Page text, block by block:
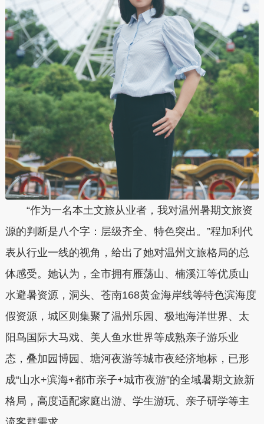
“作为一名本土文旅从业者，我对温州暑期文旅资
源的判断是八个字：层级齐全、特色突出。”程加利代
表从行业一线的视角，给出了她对温州文旅格局的总
体感受。她认为，全市拥有雁荡山、楠溪江等优质山
水避暑资源，洞头、苍南168黄金海岸线等特色滨海度
假资源，城区则集聚了温州乐园、极地海洋世界、太
阳鸟国际大马戏、美人鱼水世界等成熟亲子游乐业
态，叠加园博园、塘河夜游等城市夜经济地标，已形
成“山水+滨海+都市亲子+城市夜游”的全域暑期文旅新
格局，高度适配家庭出游、学生游玩、亲子研学等主